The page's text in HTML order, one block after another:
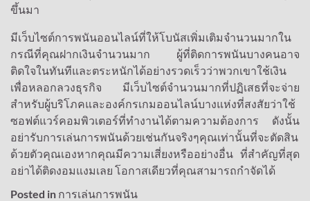
ขึ้นมา
มีเว็บไซต์การพนันออนไลน์ที่ให้โบนัสเพิ่มเติมจำนวนมากใน
กรณีที่คุณฝากเงินจำนวนมาก ผู้ที่ติดการพนันบางคนอาจ
ติดใจในทันทีและตระหนักได้อย่างรวดเร็วว่าพวกเขาใช้เงิน
เพื่อหลอกลวงธุรกิจ มีเว็บไซต์จำนวนมากที่ปฏิเสธที่จะจ่าย
สำหรับผู้บริโภคและองค์กรเกมออนไลน์บางแห่งที่สงสัยว่าใช้
ซอฟต์แวร์คอมพิวเตอร์ที่ทำงานได้ตามความต้องการ ดังนั้น
อย่ารับการเล่นการพนันด้วยเช่นกันจริงๆคุณเท่านั้นที่จะตัดสิน
ด้วยตัวคุณเองหากคุณมีความเสี่ยงหรืออย่างอื่น ที่สำคัญที่สุด
อย่าได้ติดงอมแงมเลย โอกาสเดียวที่คุณสามารถกำจัดได้
Posted in การเล่นการพนัน